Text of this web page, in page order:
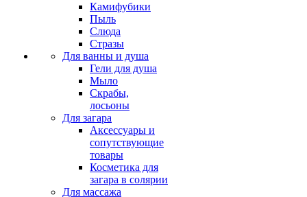
Камифубики
Пыль
Слюда
Стразы
Для ванны и душа
Гели для душа
Мыло
Скрабы,
лосьоны
Для загара
Аксессуары и
сопутствующие
товары
Косметика для
загара в солярии
Для массажа